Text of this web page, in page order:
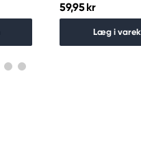
59,95 kr
Læg i